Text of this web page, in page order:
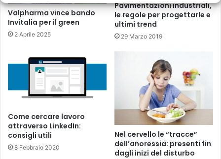
Valpharma vince bando
Invitalia per il green
2 Aprile 2025
Pavimentazioni industriali,
le regole per progettarle e
ultimi trend
29 Marzo 2019
Come cercare lavoro
attraverso LinkedIn:
consigli utili
8 Febbraio 2020
Nel cervello le “tracce”
dell’anoressia: presenti fin
dagli inizi del disturbo